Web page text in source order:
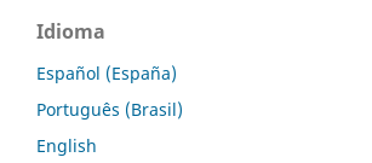
Idioma
Español (España)
Português (Brasil)
English